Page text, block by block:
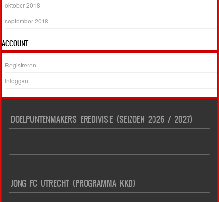
oktober 2018
september 2018
ACCOUNT
Registreren
Inloggen
DOELPUNTENMAKERS EREDIVISIE (SEIZOEN 2026 / 2027)
JONG FC UTRECHT (PROGRAMMA KKD)